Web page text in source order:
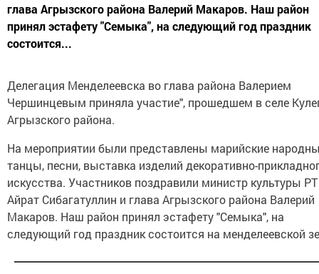
глава Агрызского района Валерий Макаров. Наш район
принял эстафету "Семыка", на следующий год праздник
состоится...
Делегация Менделеевска во глава района Валерием
Чершинцевым приняла участие", прошедшем в селе
Агрызского района.
На мероприятии были представлены марийские
танцы, песни, выставка изделий декоративно-
искусства. Участников поздравили министр культуры РТ
Айрат Сибагатуллин и глава Агрызского района Валерий
Макаров. Наш район принял эстафету "Семыка", на
следующий год праздник состоится на менделеевской